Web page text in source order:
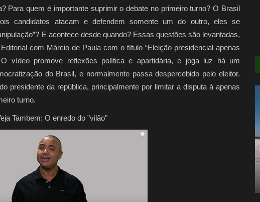
Para quem é importante suprimir o debate no primeiro turno? O Brasil
candidatos atacam e defendem somente um do outro, eles se
E acontece desde quando? Essas questões são levantadas,
com Márcio de Paula com o título “Eleição presidencial apenas
vídeo promove reflexões política e apartidária, e joga luz há um
do Brasil, e normalmente passa despercebido pelo eleitor.
presidente da república, principalmente por limitar a disputa à apenas
turno.
Tambem: O enredo do "vilão"